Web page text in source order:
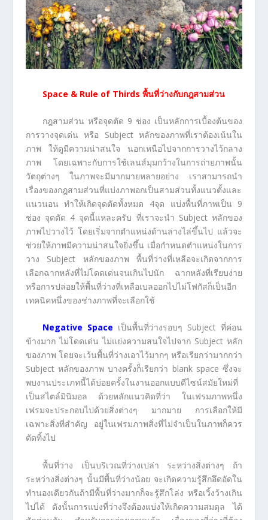
Space & Rule of Thirds พื้นที่ว่างกับกฎสามส่วน
กฎสามส่วน หรือจุดตัด 9 ช่อง เป็นหลักการเบื้องต้นของ
การวางจุดเด่น หรือ Subject หลักของภาพที่เราต้องเน้นใน
ภาพ ให้ดูมีความน่าสนใจ นอกเหนือไปจากการวางไว้กลาง
ภาพ โดยเฉพาะกับการใช้เลนส์มุมกว้างในการถ่ายภาพนั้น
วัตถุต่างๆ ในภาพจะมีมากมายหลายอย่าง เราสามารถนำ
เรื่องของกฎสามส่วนที่แบ่งภาพอกเป็นสามส่วนทั้งแนวตั้งและ
แนวนอน ทำให้เกิดจุดตัดทั้งหมด 4จุด แบ่งพื้นที่ภาพเป็น 9
ช่อง จุดตัด 4 จุดนี้แหละครับ ที่เราจะนำ Subject หลักของ
ภาพไปวางไว้ โดยเริ่มจากตำแหน่งด้านล่างไล่ขึ้นไป แล้วจะ
ช่วยให้ภาพมีความน่าสนใจยิ่งขึ้น เมื่อกำหนดตำแหน่งในการ
วาง Subject หลักของภาพ พื้นที่ว่างที่เหลือจะเกิดจากการ
เลือกฉากหลังที่ไม่โดดเด่นจนเกินไปนัก ฉากหลังที่เรียบง่าย
หรือการปล่อยให้พื้นที่ว่างที่เหลือเบลออกไปไม่โฟกัสก็เป็นอีก
เทคนิคหนึ่งของช่างภาพที่จะเลือกใช้
Negative Space เป็นพื้นที่ว่างรอบๆ Subject ที่ค่อน
ข้างมาก ไม่โดดเด่น ไม่แย่งความสนใจไปจาก Subject หลัก
ของภาพ โดยจะเว้นพื้นที่ว่างเอาไว้มากๆ หรือเรียกว่ามากกว่า
Subject หลักของภาพ บางครั้งก็เรียกว่า blank space ซึ่งจะ
พบงานประเภทนี้ได้บ่อยครั้งในงานออกแบบดีไซน์สมัยใหม่ที่
เป็นสไตล์มินิมอล ด้วยหลักแนวคิดที่ว่า ในเฟรมภาพหนึ่ง
เฟรมจะประกอบไปด้วยสิ่งต่างๆ มากมาย การเลือกให้มี
เฉพาะสิ่งที่สำคัญ อยู่ในเฟรมภาพสิ่งที่ไม่จำเป็นในภาพก็ควร
ตัดทิ้งไป
พื้นที่ว่าง เป็นบริเวณที่ว่างเปล่า ระหว่างสิ่งต่างๆ ถ้า
ระหว่างสิ่งต่างๆ นั้นมีพื้นที่ว่างน้อย จะเกิดความรู้สึกอึดอัดใน
ทำนองเดียวกันถ้ามีพื้นที่ว่างมากก็จะรู้สึกโล่ง หรือเวิ้งว้างเกิน
ไปได้ ดังนั้นการแบ่งที่ว่างจึงต้องแบ่งให้เกิดความสมดุล ได้